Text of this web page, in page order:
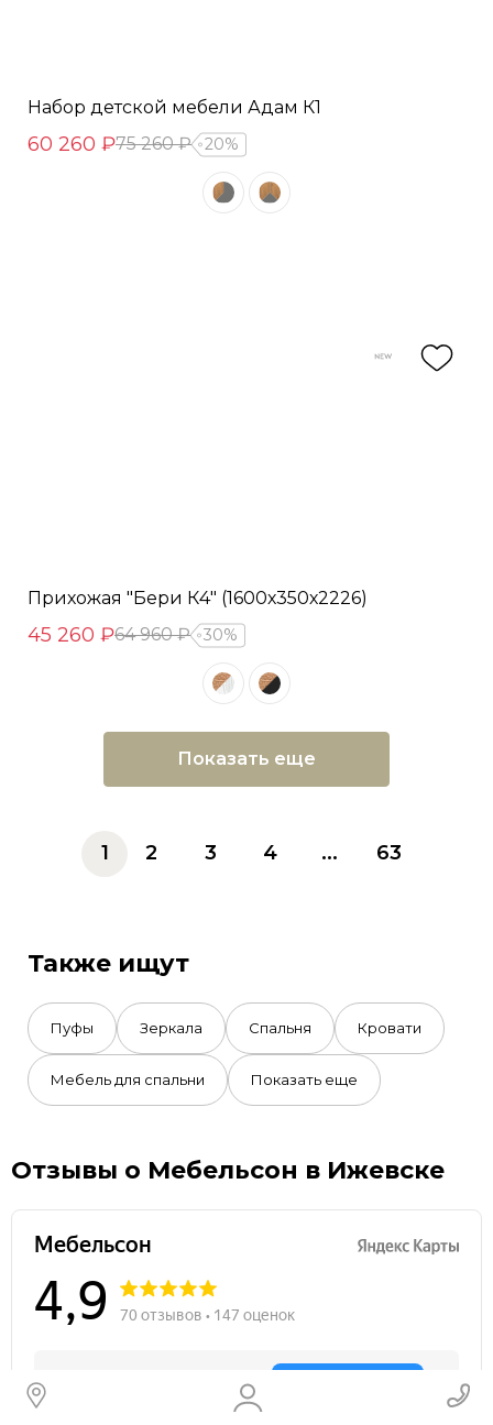
Набор детской мебели Адам К1
60 260 ₽75 260 ₽ 20%
Прихожая "Бери К4" (1600х350х2226)
45 260 ₽64 960 ₽ 30%
Показать еще
1 2 3 4 ... 63
Также ищут
Пуфы Зеркала Спальня Кровати
Мебель для спальни Показать еще
Отзывы о Мебельсон в Ижевске